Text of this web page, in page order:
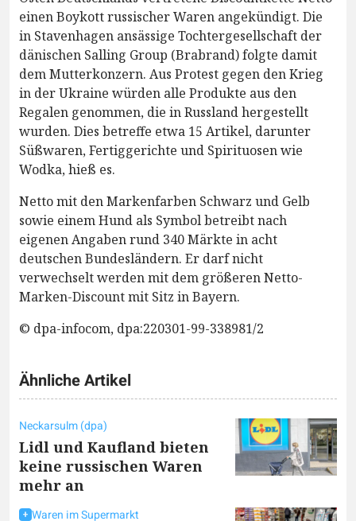
einen Boykott russischer Waren angekündigt. Die
in Stavenhagen ansässige Tochtergesellschaft der
dänischen Salling Group (Brabrand) folgte damit
dem Mutterkonzern. Aus Protest gegen den Krieg
in der Ukraine würden alle Produkte aus den
Regalen genommen, die in Russland hergestellt
wurden. Dies betreffe etwa 15 Artikel, darunter
Süßwaren, Fertiggerichte und Spirituosen wie
Wodka, hieß es.
Netto mit den Markenfarben Schwarz und Gelb
sowie einem Hund als Symbol betreibt nach
eigenen Angaben rund 340 Märkte in acht
deutschen Bundesländern. Er darf nicht
verwechselt werden mit dem größeren Netto-
Marken-Discount mit Sitz in Bayern.
© dpa-infocom, dpa:220301-99-338981/2
Ähnliche Artikel
Neckarsulm (dpa)
Lidl und Kaufland bieten
keine russischen Waren
mehr an
Waren im Supermarkt